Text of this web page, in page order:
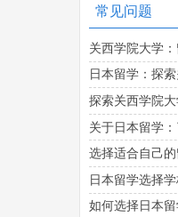
常见问题
关西学院大学
日本留学：探
选择适合自己
日本留学选择
如何选择日本